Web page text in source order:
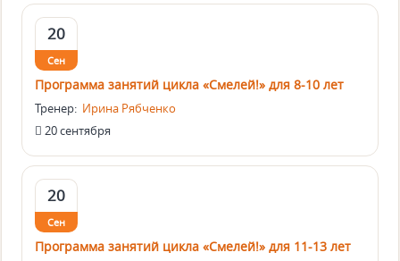
20
Сен
Программа занятий цикла «Смелей!» для 8-10 лет
Тренер: Ирина Рябченко
20 сентября
20
Сен
Программа занятий цикла «Смелей!» для 11-13 лет